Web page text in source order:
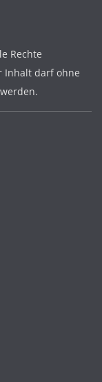
Rechte
Inhalt darf ohne